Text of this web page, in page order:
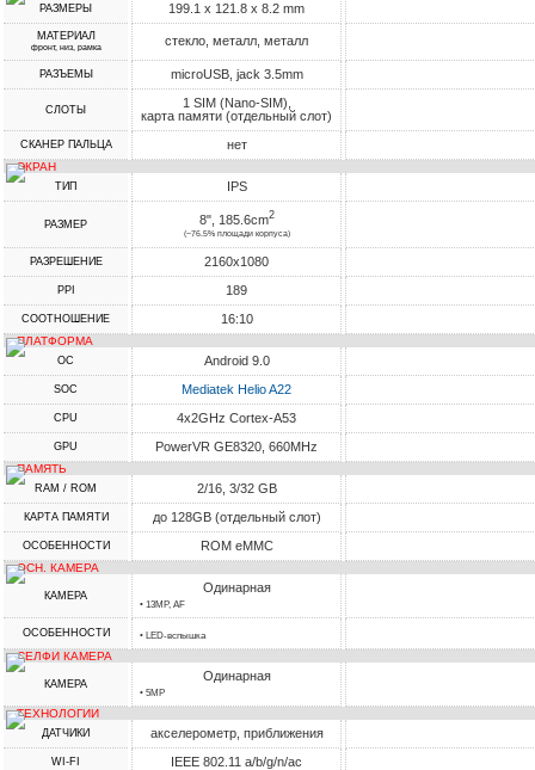
РАЗМЕРЫ 199.1 x 121.8 x 8.2 mm
МАТЕРИАЛ
фронт, низ, рамка стекло, металл, металл
РАЗЪЕМЫ microUSB, jack 3.5mm
СЛОТЫ
1 SIM (Nano-SIM),
карта памяти (отдельный слот)
СКАНЕР ПАЛЬЦА нет
ЭКРАН
ТИП IPS
РАЗМЕР 8", 185.6cm2
(~76.5% площади корпуса)
РАЗРЕШЕНИЕ 2160x1080
PPI 189
СООТНОШЕНИЕ 16:10
ПЛАТФОРМА
ОС Android 9.0
SOC Mediatek Helio A22
CPU 4x2GHz Cortex-A53
GPU PowerVR GE8320, 660MHz
ПАМЯТЬ
RAM / ROM 2/16, 3/32 GB
КАРТА ПАМЯТИ до 128GB (отдельный слот)
ОСОБЕННОСТИ ROM eMMC
ОСН. КАМЕРА
КАМЕРА
Одинарная
• 13MP, AF
ОСОБЕННОСТИ • LED-вспышка
СЕЛФИ КАМЕРА
КАМЕРА
Одинарная
• 5MP
ТЕХНОЛОГИИ
ДАТЧИКИ акселерометр, приближения
WI-FI IEEE 802.11 a/b/g/n/ac